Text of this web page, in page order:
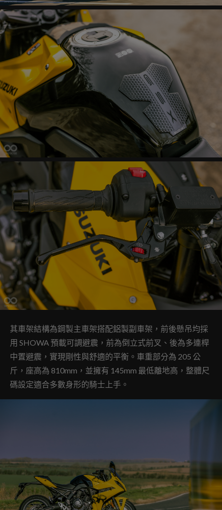
其車架結構為鋼製主車架搭配鋁製副車架，前後懸吊均採
用 SHOWA 預載可調避震，前為倒立式前叉、後為多連桿
中置避震，實現剛性與舒適的平衡。車重部分為 205 公
斤，座高為 810mm，並擁有 145mm 最低離地高，整體尺
碼設定適合多數身形的騎士上手。